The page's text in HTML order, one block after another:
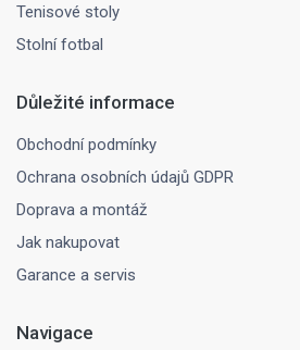
Tenisové stoly
Stolní fotbal
Důležité informace
Obchodní podmínky
Ochrana osobních údajů GDPR
Doprava a montáž
Jak nakupovat
Garance a servis
Navigace